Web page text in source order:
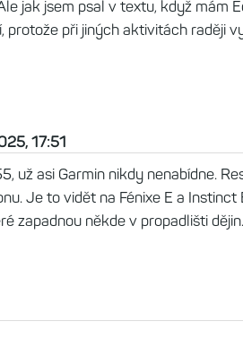
(kolo, běh, cvičení, lyže,
navigací po křivce jsem vždycky
2025, 19:36
jak jsem psal v textu, když mám
protože při jiných aktivitách raději